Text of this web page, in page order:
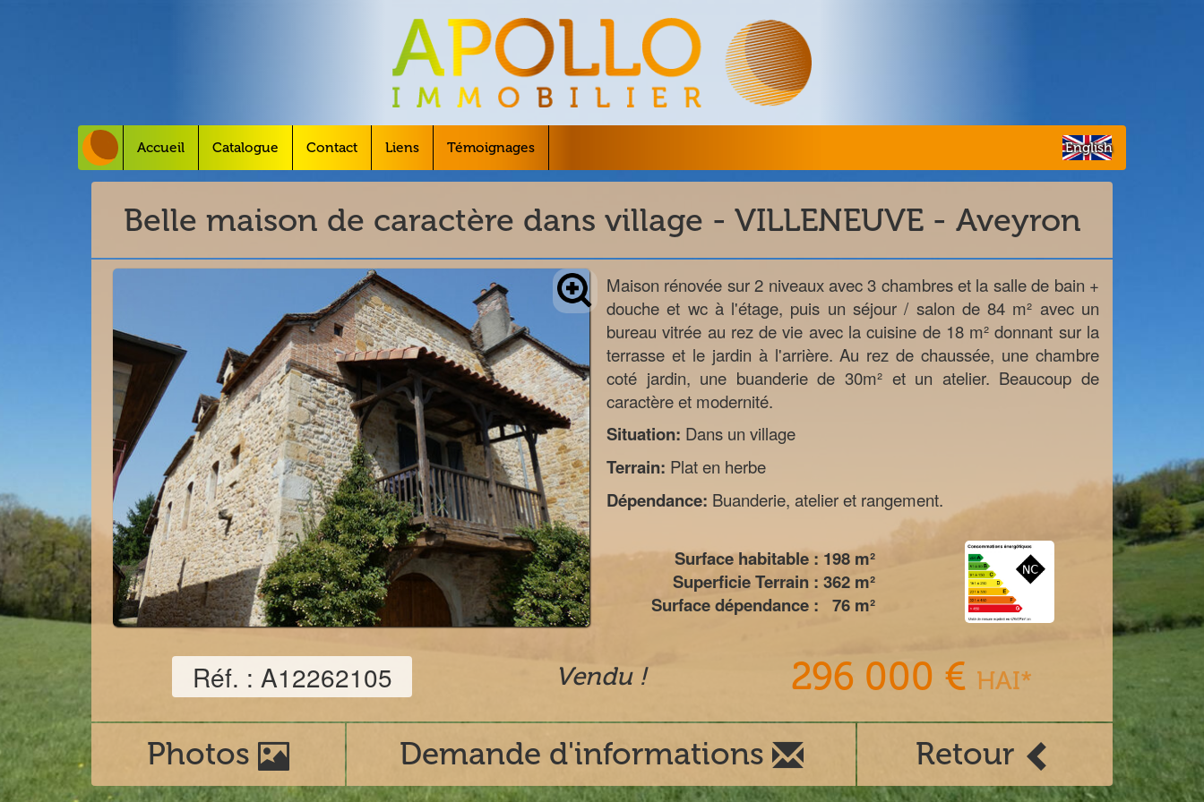
Accueil Catalogue Contact Liens Témoignages English
Belle maison de caractère dans village - VILLENEUVE - Aveyron
Maison rénovée sur 2 niveaux avec 3 chambres et la salle de bain +
douche et wc à l'étage, puis un séjour / salon de 84 m² avec un
bureau vitrée au rez de vie avec la cuisine de 18 m² donnant sur la
terrasse et le jardin à l'arrière. Au rez de chaussée, une chambre
coté jardin, une buanderie de 30m² et un atelier. Beaucoup de
caractère et modernité.
Situation: Dans un village
Terrain: Plat en herbe
Dépendance: Buanderie, atelier et rangement.
Surface habitable :198 m²
Superficie Terrain : 362 m²
Surface dépendance : 76 m²
Réf. : A12262105 Vendu ! 296 000 € HAI*
Photos Demande d'informations Retour